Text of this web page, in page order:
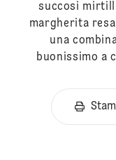
succosi
margherita
una
buonissimo a